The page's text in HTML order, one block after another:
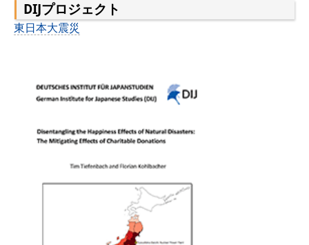
デジタル・トランスフォーメー
トランスリージョナル・ジャパ
知識ラボ
その他のプロジェクト
元研究フォーカス
DIJプロジェクト
東日本大震災